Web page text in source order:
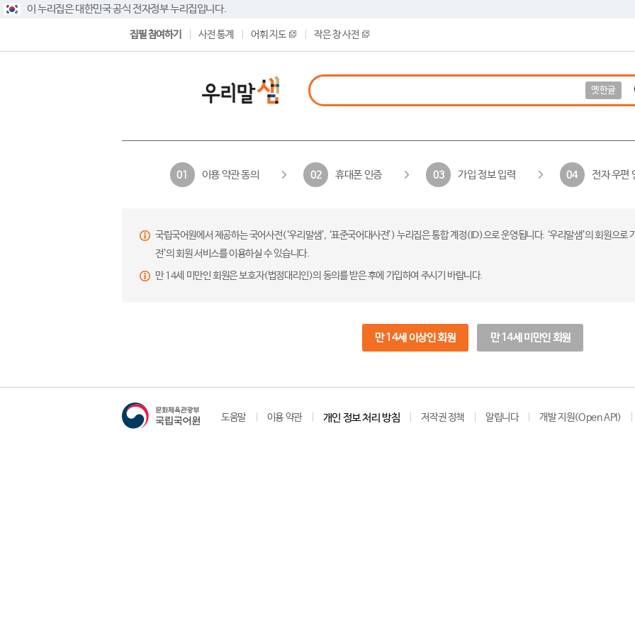
이 누리집은 대한민국 공식 전자정부 누리집입니다.
집필 참여하기 사전 통계 어휘 지도 작은 창 사전
옛한글
01 이용 약관 동의 02 휴대폰 인증 03 가입 정보 입력 04 전자 우편
국립국어원에서 제공하는 국어사전(‘우리말샘’, ‘표준국어대사전’) 누리집은 통합 계정(ID)으로 운영됩니다. ‘우리말샘’의 회원으
전’의 회원 서비스를 이용하실 수 있습니다.
만 14세 미만인 회원은 보호자(법정대리인)의 동의를 받은 후에 가입하여 주시기 바랍니다.
만 14세 이상인 회원 만 14세 미만인 회원
도움말 이용 약관 개인 정보 처리 방침 저작권 정책 알립니다 개발 지원(Open API)